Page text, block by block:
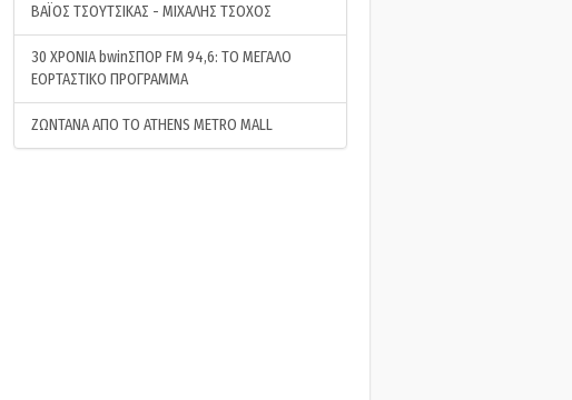
ΒΑΪΟΣ ΤΣΟΥΤΣΙΚΑΣ - ΜΙΧΑΛΗΣ ΤΣΟΧΟΣ
30 ΧΡΟΝΙΑ bwinΣΠΟΡ FM 94,6: ΤΟ ΜΕΓΑΛΟ
ΕΟΡΤΑΣΤΙΚΟ ΠΡΟΓΡΑΜΜΑ
ΖΩΝΤΑΝΑ ΑΠΟ ΤΟ ATHENS METRO MALL